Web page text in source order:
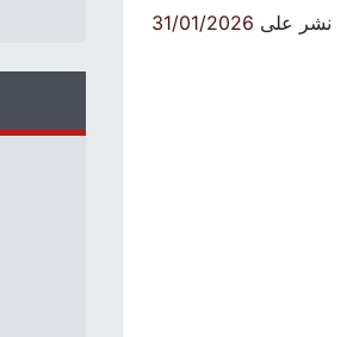
نشر على 31/01/2026